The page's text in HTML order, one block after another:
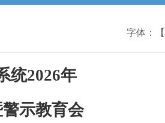
字体：【
统2026年
示教育会